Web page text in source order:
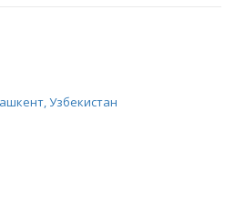
Узбекистан